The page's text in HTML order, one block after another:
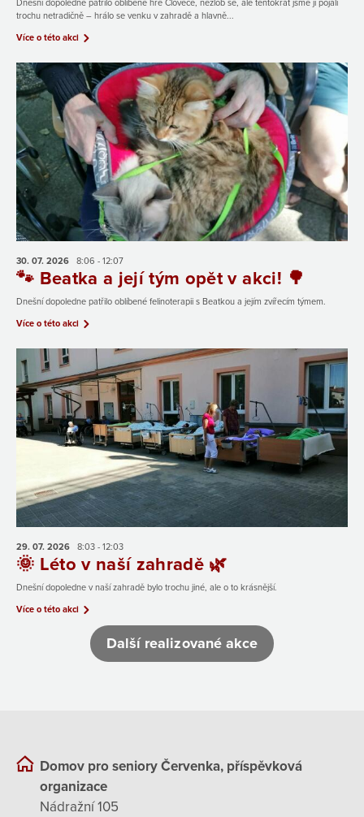
Dnešní dopoledne patřilo oblíbené hře Člověče, nezlob se, ale tentokrát jsme ji pojali
trochu netradičně – hrálo se venku v zahradě a hlavně...
Více o této akci
30. 07. 2026 8:06 - 12:07
🐾 Beatka a její tým opět v akci! 🌳
Dnešní dopoledne patřilo oblíbené felinoterapii s Beatkou a jejím zvířecím týmem.
Více o této akci
29. 07. 2026 8:03 - 12:03
🌞 Léto v naší zahradě 🌿
Dnešní dopoledne v naší zahradě bylo trochu jiné, ale o to krásnější.
Více o této akci
Další realizované akce
Domov pro seniory Červenka, příspěvková
organizace
Nádražní 105